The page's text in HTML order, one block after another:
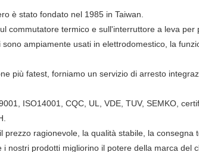
è stato fondato nel 1985 in Taiwan.
commutatore termico e sull'interruttore a leva per
sono ampiamente usati in elettrodomestico, la
più fatest, forniamo un servizio di arresto
ISO14001, CQC, UL, VDE, TUV, SEMKO,
prezzo ragionevole, la qualità stabile, la consegna
i nostri prodotti migliorino il potere della marca del